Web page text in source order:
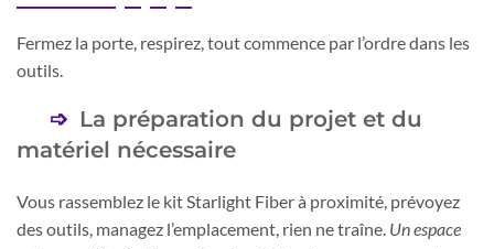
Fermez la porte, respirez, tout commence par l’ordre dans les
outils.
La préparation du projet et du
matériel nécessaire
Vous rassemblez le kit Starlight Fiber à proximité, prévoyez
des outils, managez l’emplacement, rien ne traîne. Un espace